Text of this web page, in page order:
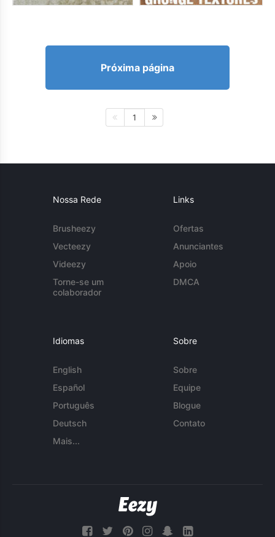
Próxima página
1
Nossa Rede
Brusheezy
Vecteezy
Videezy
Torne-se um
colaborador
Links
Ofertas
Anunciantes
Apoio
DMCA
Idiomas
English
Español
Português
Deutsch
Mais...
Sobre
Sobre
Equipe
Blogue
Contato